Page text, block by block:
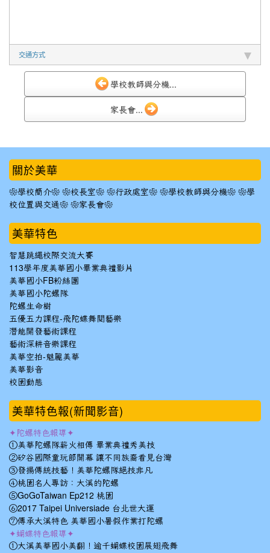
交通方式
學校教師與分機...
家長會...
::: 關於美華
❀學校簡介❀ ❀校長室❀ ❀行政處室❀ ❀學校教師與分機❀ ❀學
校位置與交通❀ ❀家長會❀
美華特色
智慧跳繩校際交流大賽
113學年度美華國小畢業典禮影片
美華國小FB粉絲團
美華國小陀螺隊
陀螺生命樹
五優五力課程-飛陀蝶舞閱藝樂
潛能開發藝術課程
藝術深耕音樂課程
美華空拍-魅麗美華
美華影音
校園動態
美華特色報(新聞影音)
✦陀螺特色報導✦
①美華陀螺隊薪火相傳 畢業典禮秀美技
②矽谷國際童玩節開幕 讓不同族裔看見台灣
③發揚傳統技藝！美華陀螺隊絕技非凡
④桃園名人專訪：大溪的陀螺
⑤GoGoTaiwan Ep212 桃園
⑥2017 Taipei Universiade 台北世大運
⑦傳承大溪特色 美華國小暑假作業打陀螺
✦蝴蝶特色報導✦
①大溪美華國小美翻！逾千蝴蝶校園展翅飛舞